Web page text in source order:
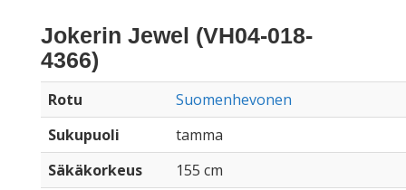
Jokerin Jewel (VH04-018-
4366)
Rotu
Suomenhevonen
Sukupuoli
tamma
Säkäkorkeus
155 cm